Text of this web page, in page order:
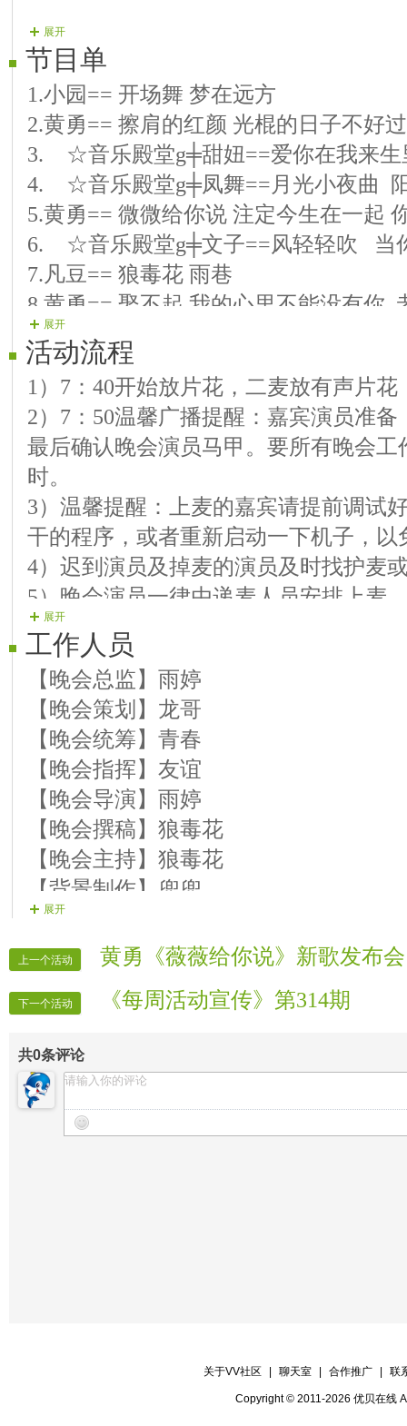
展开
节目单
1.小园== 开场舞 梦在远方
2.黄勇== 擦肩的红颜 光棍的日子不好
3.ゞ☆音乐殿堂g╪甜妞==爱你在我来
4.ゞ☆音乐殿堂g╪凤舞==月光小夜曲
5.黄勇== 微微给你说 注定今生在一起
6.ゞ☆音乐殿堂g╪文子==风轻轻吹 当
7.凡豆== 狼毒花 雨巷
8.黄勇== 娶不起 我的心里不能没有你
9.ゞ★音乐殿堂g╪祥龙== 读你 来生
10.黄勇== 教你养生十条 只要陪在你
11.孤心泪== 成都 男人花
12.黄勇== 你把机会给了谁 如果我们不
13.小园== 结束舞 今夜无眠
展开
活动流程
1）7：40开始放片花，二麦放有声片
2）7：50温馨广播提醒：嘉宾演员准
最后确认晚会演员马甲。要所有晚会工
时。
3）温馨提醒：上麦的嘉宾请提前调试
干的程序，或者重新启动一下机子，
4）迟到演员及掉麦的演员及时找护麦
5）晚会演员一律由递麦人员安排上麦
目，不要说感谢之类的话。
6）晚会麦序走向演员上麦一首歌--特
7）主持人开场白.区长发言祝贺词！
8）开场舞。
9）主持人晚会结束，主办方 领导答谢
展开
工作人员
【晚会总监】雨婷
【晚会策划】龙哥
【晚会统筹】青春
【晚会指挥】友谊
【晚会导演】雨婷
【晚会撰稿】狼毒花
【晚会主持】狼毒花
【背景制作】兜兜
【晚会片花】文子
【晚会片花】祥龙
【晚会片花】猜猜
【晚会片花】酒歌
【贺词广播】無語問天
展开
上一个活动 黄勇《薇薇给你说》新歌发布会
下一个活动 《每周活动宣传》第314期
共0条评论
关于VV社区 聊天室 合作推广 联
Copyright © 2011-2026 优贝在线